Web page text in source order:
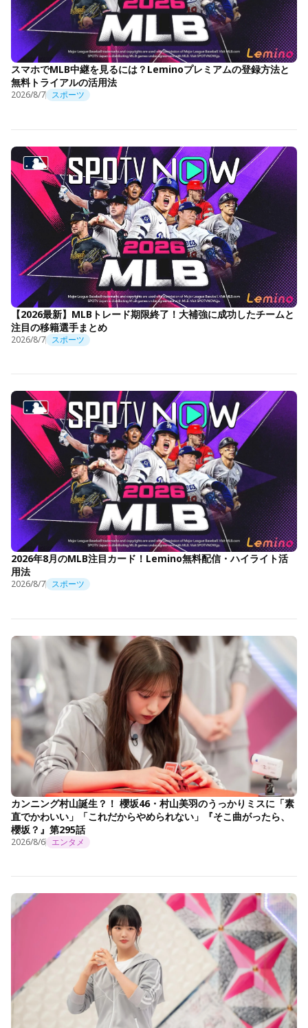
スマホでMLB中継を見るには？Leminoプレミアムの登録方法と
無料トライアルの活用法
2026/8/7 スポーツ
【2026最新】MLBトレード期限終了！大補強に成功したチームと
注目の移籍選手まとめ
2026/8/7 スポーツ
2026年8月のMLB注目カード！Lemino無料配信・ハイライト活
用法
2026/8/7 スポーツ
カンニング村山誕生？！ 櫻坂46・村山美羽のうっかりミスに「素
直でかわいい」「これだからやめられない」『そこ曲がったら、
櫻坂？』第295話
2026/8/6 エンタメ